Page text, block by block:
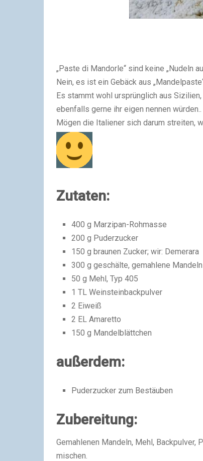
„Paste di Mandorle“ sind keine „Nudeln
Nein, es ist ein Gebäck aus
Es stammt wohl ursprünglich aus
ebenfalls gerne ihr eigen nennen würden..
Mögen die Italiener sich darum streiten,
Zutaten:
400 g Marzipan-Rohmasse
200 g Puderzucker
150 g braunen Zucker; wir: Demerara
300 g geschälte, gemahlene Mandeln
50 g Mehl, Typ 405
1 TL Weinsteinbackpulver
2 Eiweiß
2 EL Amaretto
150 g Mandelblättchen
außerdem:
Puderzucker zum Bestäuben
Zubereitung:
Gemahlenen Mandeln, Mehl, Backpulver,
mischen.